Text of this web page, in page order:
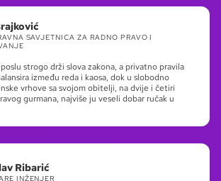
SAVJETNICA ZA RADNO PRAVO I
strogo drži slova zakona, a privatno pravila
između reda i kaosa, dok u slobodno
vrhove sa svojom obitelji, na dvije i četiri
gurmana, najviše ju veseli dobar ručak u
Ribarić
INŽENJER